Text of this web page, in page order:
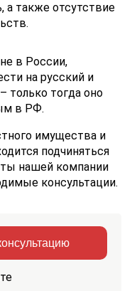
а также отсутствие
в России,
на русский и
только тогда оно
в РФ.
имущества и
подчиняться
нашей компании
консультации.